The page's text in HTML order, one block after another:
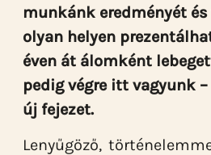
munkánk eredményét
olyan helyen
éven át álomként
pedig végre itt vagyunk
új fejezet.
Lenyűgöző,